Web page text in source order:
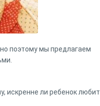
поэтому мы предлагаем
искренне ли ребенок любит